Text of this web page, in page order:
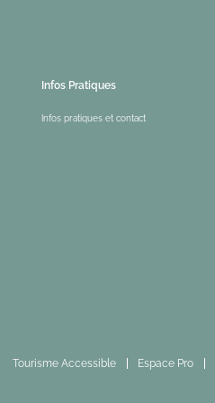
Infos Pratiques
Infos pratiques et contact
Tourisme Accessible Espace Pro